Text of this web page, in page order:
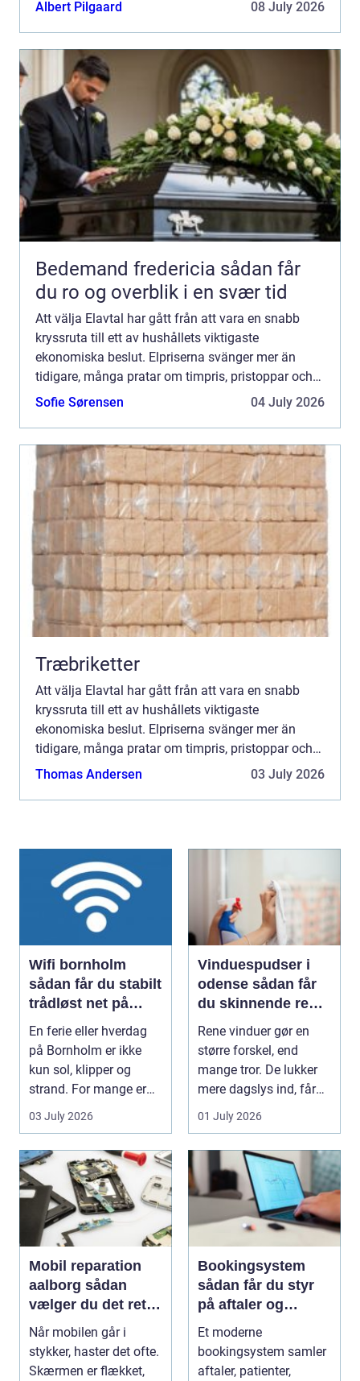
Albert Pilgaard 08 July 2026
Bedemand fredericia sådan får
du ro og overblik i en svær tid
Att välja Elavtal har gått från att vara en snabb
kryssruta till ett av hushållets viktigaste
ekonomiska beslut. Elpriserna svänger mer än
tidigare, många pratar om timpris, pristoppar och
elområden och samtidigt vill fler ta ansvar för
Sofie Sørensen 04 July 2026
Træbriketter
Att välja Elavtal har gått från att vara en snabb
kryssruta till ett av hushållets viktigaste
ekonomiska beslut. Elpriserna svänger mer än
tidigare, många pratar om timpris, pristoppar och
elområden och samtidigt vill fler ta ansvar för
Thomas Andersen 03 July 2026
Wifi bornholm
sådan får du stabilt
trådløst net på
klippeøen
En ferie eller hverdag
på Bornholm er ikke
kun sol, klipper og
strand. For mange er
en stabil intern...
03 July 2026
Vinduespudser i
odense sådan får
du skinnende rene
ruder året rundt
Rene vinduer gør en
større forskel, end
mange tror. De lukker
mere dagslys ind, får
hjem og erhvervs...
01 July 2026
Mobil reparation
aalborg sådan
vælger du det rette
værksted
Når mobilen går i
stykker, haster det ofte.
Skærmen er flækket,
Bookingsystem
sådan får du styr
på aftaler og
arbejdsgange
Et moderne
bookingsystem samler
aftaler, patienter,